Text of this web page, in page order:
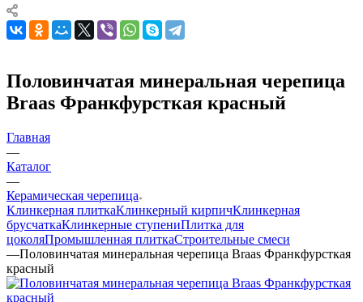
Половинчатая минеральная черепица
Braas Франкфурсткая красный
Главная
—
Каталог
—
Керамическая черепица
Клинкерная плиткаКлинкерный кирпичКлинкерная
брусчаткаКлинкерные ступениПлитка для
цоколяПромышленная плиткаСтроительные смеси
—Половинчатая минеральная черепица Braas Франкфурсткая
красный